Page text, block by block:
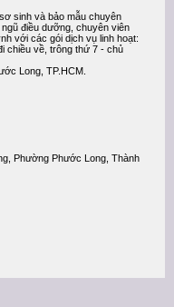
sinh và bảo mẫu chuyên
điều dưỡng, chuyên viên
với các gói dịch vụ linh hoạt:
chiều về, trông thứ 7 - chủ
Long, TP.HCM.
Phường Phước Long, Thành